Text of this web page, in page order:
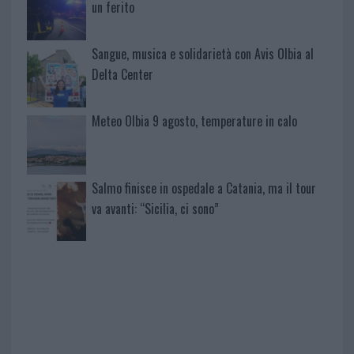
un ferito
Sangue, musica e solidarietà con Avis Olbia al
Delta Center
Meteo Olbia 9 agosto, temperature in calo
Salmo finisce in ospedale a Catania, ma il tour
va avanti: “Sicilia, ci sono”